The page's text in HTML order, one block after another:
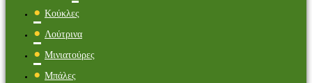
Κούκλες
Λούτρινα
Μινιατούρες
Μπάλες